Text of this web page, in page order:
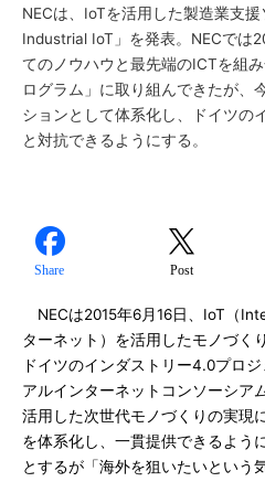
NECは、IoTを活用した製造業支
Industrial IoT」を発表。NECでは
てのノウハウと最先端のICTを組
ログラム」に取り組んできたが、
ションとして体系化し、ドイツの
と対抗できるようにする。
Share Post
NECは2015年6月16日、IoT（
ターネット）を活用したモノづく
ドイツのインダストリー4.0プロ
アルインターネットコンソーシア
活用した次世代モノづくりの実現
を体系化し、一貫提供できるよう
とするが「海外を狙いたいという